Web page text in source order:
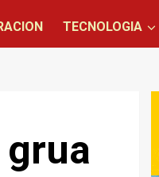
TECNOLOGIA